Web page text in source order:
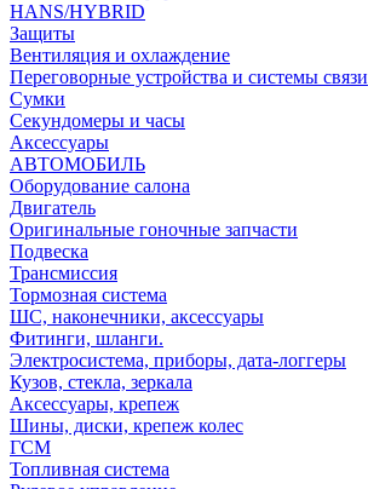
HANS/HYBRID
Защиты
Вентиляция и охлаждение
Переговорные устройства и системы связи
Сумки
Секундомеры и часы
Аксессуары
АВТОМОБИЛЬ
Оборудование салона
Двигатель
Оригинальные гоночные запчасти
Подвеска
Трансмиссия
Тормозная система
ШС, наконечники, аксессуары
Фитинги, шланги.
Электросистема, приборы, дата-логгеры
Кузов, стекла, зеркала
Аксессуары, крепеж
Шины, диски, крепеж колес
ГСМ
Топливная система